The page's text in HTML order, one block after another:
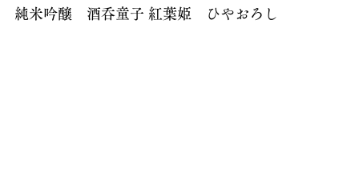
純米吟醸　酒呑童子 紅葉姫　ひやおろし